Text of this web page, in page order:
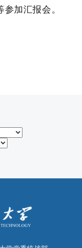
加汇报会。